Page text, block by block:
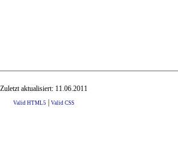
Zuletzt aktualisiert: 11.06.2011
Valid HTML5 Valid CSS